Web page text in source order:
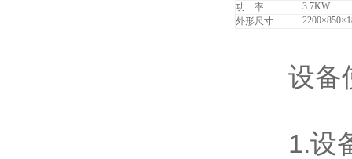
功 率
3.7KW
外形尺寸
2200
设备使
1.设备